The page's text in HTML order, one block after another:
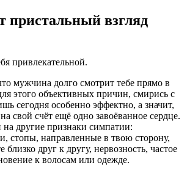
пристальный взгляд
привлекательной.
мужчина долго смотрит тебе прямо в
этого объективных причин, смирись с
сегодня особенно эффектно, а значит,
свой счёт ещё одно завоёванное сердце.
другие признаки симпатии:
стопы, направленные в твою сторону,
близко друг к другу, нервозность, частое
к волосам или одежде.